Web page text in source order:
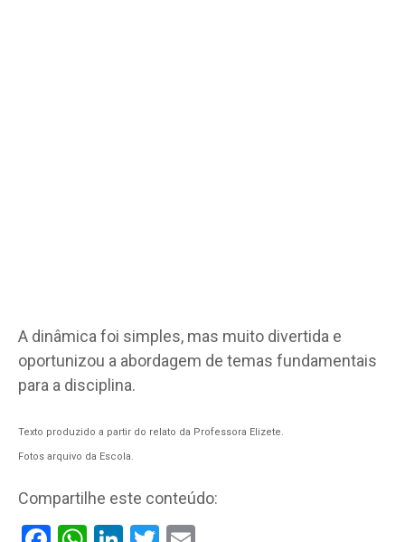
A dinâmica foi simples, mas muito divertida e
oportunizou a abordagem de temas fundamentais
para a disciplina.
Texto produzido a partir do relato da Professora Elizete.
Fotos arquivo da Escola.
Compartilhe este conteúdo: